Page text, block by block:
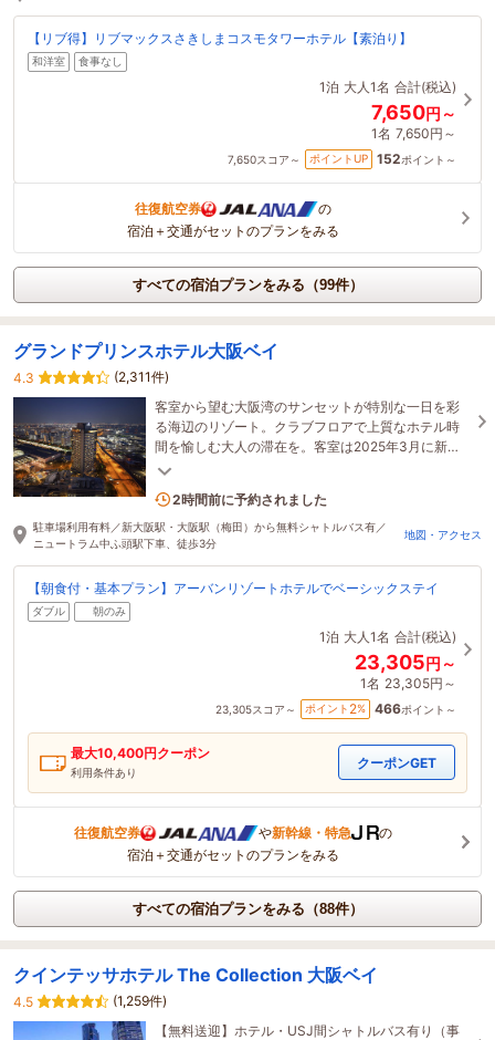
【リブ得】リブマックスさきしまコスモタワーホテル【素泊り】
和洋室 食事なし
1泊 大人1名 合計(税込)
7,650円～
1名 7,650円～
7,650スコア～ ポイントUP 152ポイント～
往復航空券
の
宿泊＋交通がセットのプランをみる
すべての宿泊プランをみる（99件）
グランドプリンスホテル大阪ベイ
4.3
(2,311件)
客室から望む大阪湾のサンセットが特別な一日を彩
る海辺のリゾート。クラブフロアで上質なホテル時
間を愉しむ大人の滞在を。客室は2025年3月に新た
な装いへリニューアル完了！
4名がこの宿を見ています
2時間前に予約されました
駐車場利用有料／新大阪駅・大阪駅（梅田）から無料シャトルバス有／
ニュートラム中ふ頭駅下車、徒歩3分
地図・アクセス
【朝食付・基本プラン】アーバンリゾートホテルでベーシックステイ
ダブル 朝のみ
1泊 大人1名 合計(税込)
23,305円～
1名 23,305円～
23,305スコア～ ポイント 2% 466ポイント～
最大10,400円クーポン
利用条件あり
クーポンGET
往復航空券 や新幹線・特急
の
宿泊＋交通がセットのプランをみる
すべての宿泊プランをみる（88件）
クインテッサホテル The Collection 大阪ベイ
4.5
(1,259件)
【無料送迎】ホテル・USJ間シャトルバス有り（事